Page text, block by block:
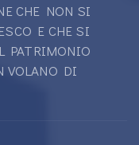
CHE NON SI
E CHE SI
PATRIMONIO
VOLANO DI